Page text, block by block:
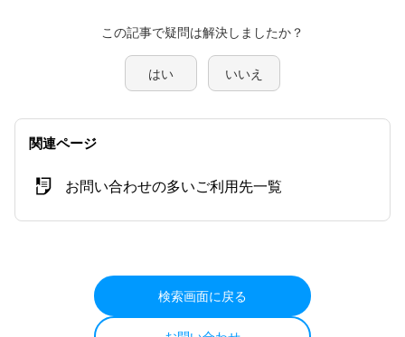
この記事で疑問は解決しましたか？
はい いいえ
関連ページ
お問い合わせの多いご利用先一覧
検索画面に戻る